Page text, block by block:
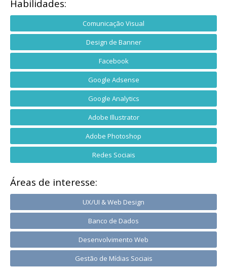
Habilidades:
Comunicação Visual
Design de Banner
Facebook
Google Adsense
Google Analytics
Adobe Illustrator
Adobe Photoshop
Redes Sociais
Áreas de interesse:
UX/UI & Web Design
Banco de Dados
Desenvolvimento Web
Gestão de Mídias Sociais